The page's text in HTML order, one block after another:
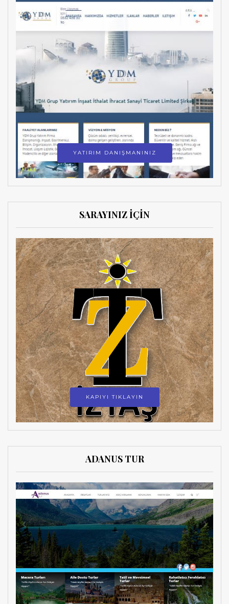
YATIRIM DANIŞMANINIZ
SARAYINIZ İÇİN
KAPIYI TIKLAYIN
ADANUS TUR